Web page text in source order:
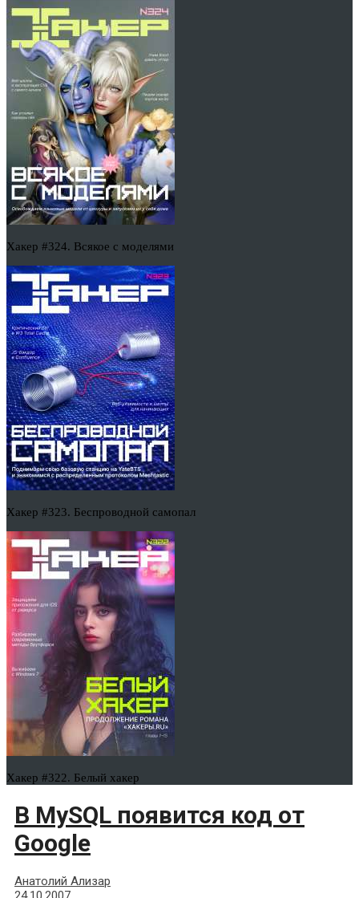
Хакер #324. Всякое с моделями
Хакер #323. Беспроводной самопал
Хакер #322. Белый хакер
В MySQL появится код от
Google
Анатолий Ализар